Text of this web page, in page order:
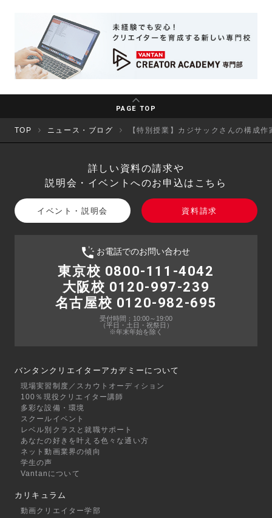
PAGE TOP
TOP ニュース・ブログ 【特別授業】カジサックさんの構成
詳しい資料の請求や
説明会・イベントへのお申込はこちら
イベント・説明会 資料請求
お電話でのお問い合わせ
東京校 0800-111-4042
大阪校 0120-997-239
名古屋校 0120-982-695
受付時間：10:00～19:00
（平日・土日・祝祭日）
※年末年始を除く
バンタンクリエイターアカデミーについて
現場実習制度／スカウトオーディション
100％現役クリエイター講師
多彩な設備・環境
スクールイベント
レベル別クラスと就職サポート
あなたの好きを叶える⾊々な通い⽅
ネット動画業界の傾向
学生の声
Vantanについて
カリキュラム
動画クリエイター学部